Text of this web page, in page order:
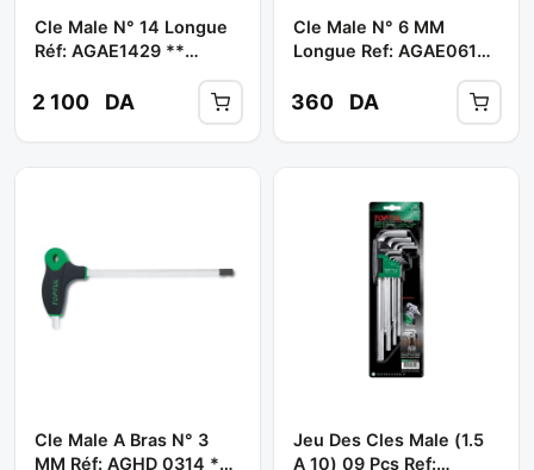
Cle Male N° 14 Longue
Réf: AGAE1429 **
2 100 DA
Cle Male N° 6 MM
Longue Ref: AGAE0619
360 DA
Cle Male A Bras N° 3
MM Réf: AGHD 0314 **
Jeu Des Cles Male (1.5
A 10) 09 Pcs Ref: